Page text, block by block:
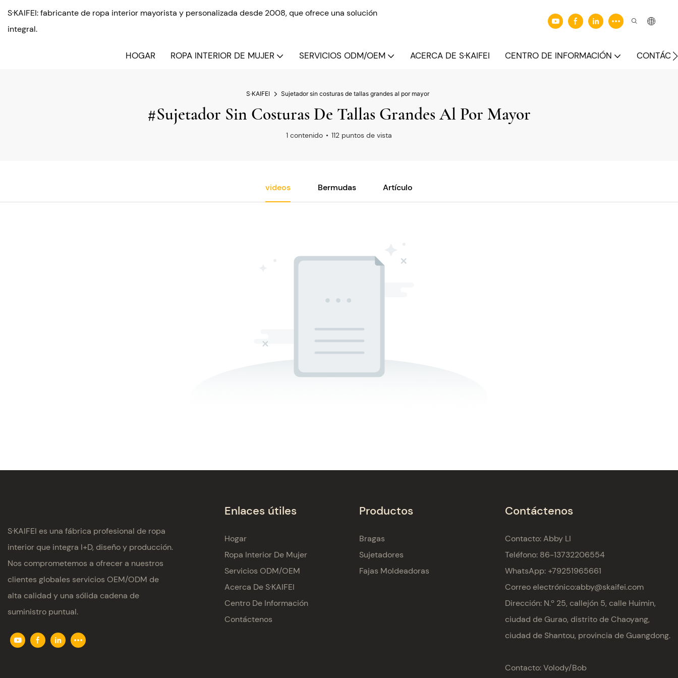
S·KAIFEI: fabricante de ropa interior mayorista y personalizada desde 2008, que ofrece una solución
integral.
HOGAR ROPA INTERIOR DE MUJER SERVICIOS ODM/OEM ACERCA DE S·KAIFEI CENTRO DE INFORMACIÓN
S·KAIFEI Sujetador sin costuras de tallas grandes al por mayor
#Sujetador Sin Costuras De Tallas Grandes Al Por Mayor
1 contenido 112 puntos de vista
videos Bermudas Artículo
S·KAIFEI es una fábrica profesional de ropa
interior que integra I+D, diseño y producción.
Nos comprometemos a ofrecer a nuestros
clientes globales servicios OEM/ODM de
alta calidad y una sólida cadena de
suministro puntual.
Enlaces útiles
Hogar
Ropa Interior De Mujer
Servicios ODM/OEM
Acerca De S·KAIFEI
Centro De Información
Contáctenos
Productos
Bragas
Sujetadores
Fajas Moldeadoras
Contáctenos
Contacto: Abby LI
Teléfono: 86-13732206554
WhatsApp: +79251965661
Correo electrónico:abby@skaifei.com
Dirección: N.º 25, callejón 5, calle Huimin,
ciudad de Gurao, distrito de Chaoyang,
ciudad de Shantou, provincia de Guangdong.
Contacto: Volody/Bob